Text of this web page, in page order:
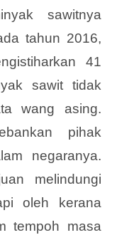
sawitnya
tahun 2016,
41
sawit tidak
wang asing.
pihak
negaranya.
melindungi
oleh kerana
tempoh masa